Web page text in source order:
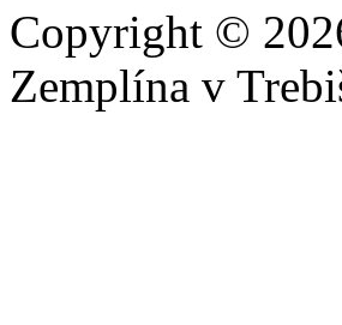
Copyright ©
Zemplína v